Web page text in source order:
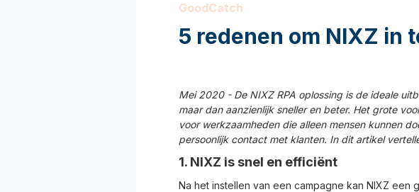
GoodCatch
5 redenen om NIXZ in
Mei 2020 - De NIXZ RPA oplossing is de ideale
maar dan aanzienlijk sneller en beter. Het grote
voor werkzaamheden die alleen mensen kunnen
persoonlijk contact met klanten. In dit artikel
1. NIXZ is snel en efficiënt
Na het instellen van een campagne kan NIXZ